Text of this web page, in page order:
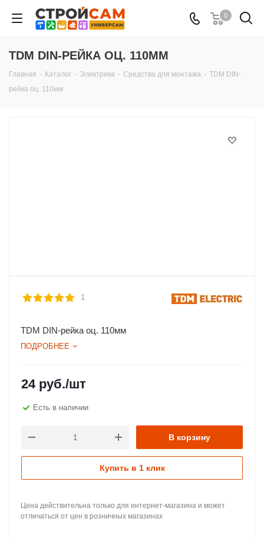
0
TDM DIN-РЕЙКА ОЦ. 110ММ
Главная - Каталог - Электрика - Средства для монтажа - TDM DIN-
рейка оц. 110мм
1
TDM DIN-рейка оц. 110мм
ПОДРОБНЕЕ
24руб./шт
Есть в наличии
В корзину
Купить в 1 клик
Цена действительна только для интернет-магазина и может
отличаться от цен в розничных магазинах